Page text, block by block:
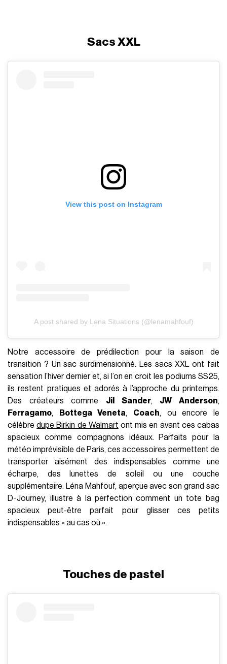
Sacs XXL
View this post on Instagram
A post shared by Lena Situations (@lenamahfouf)
Notre accessoire de prédilection pour la saison de
transition ? Un sac surdimensionné. Les sacs XXL ont fait
sensation l’hiver dernier et, si l’on en croit les podiums SS25,
ils restent pratiques et adorés à l’approche du printemps.
Des créateurs comme Jil Sander, JW Anderson,
Ferragamo, Bottega Veneta, Coach, ou encore le
célèbredupe Birkin de Walmart ont mis en avant ces cabas
spacieux comme compagnons idéaux. Parfaits pour la
météo imprévisible de Paris, ces accessoires permettent de
transporter aisément des indispensables comme une
écharpe, des lunettes de soleil ou une couche
supplémentaire. Léna Mahfouf, aperçue avec son grand sac
D-Journey, illustre à la perfection comment un tote bag
spacieux peut-être parfait pour glisser ces petits
indispensables « au cas où ».
Touches de pastel